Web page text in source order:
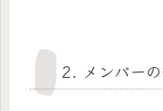
2. メンバー